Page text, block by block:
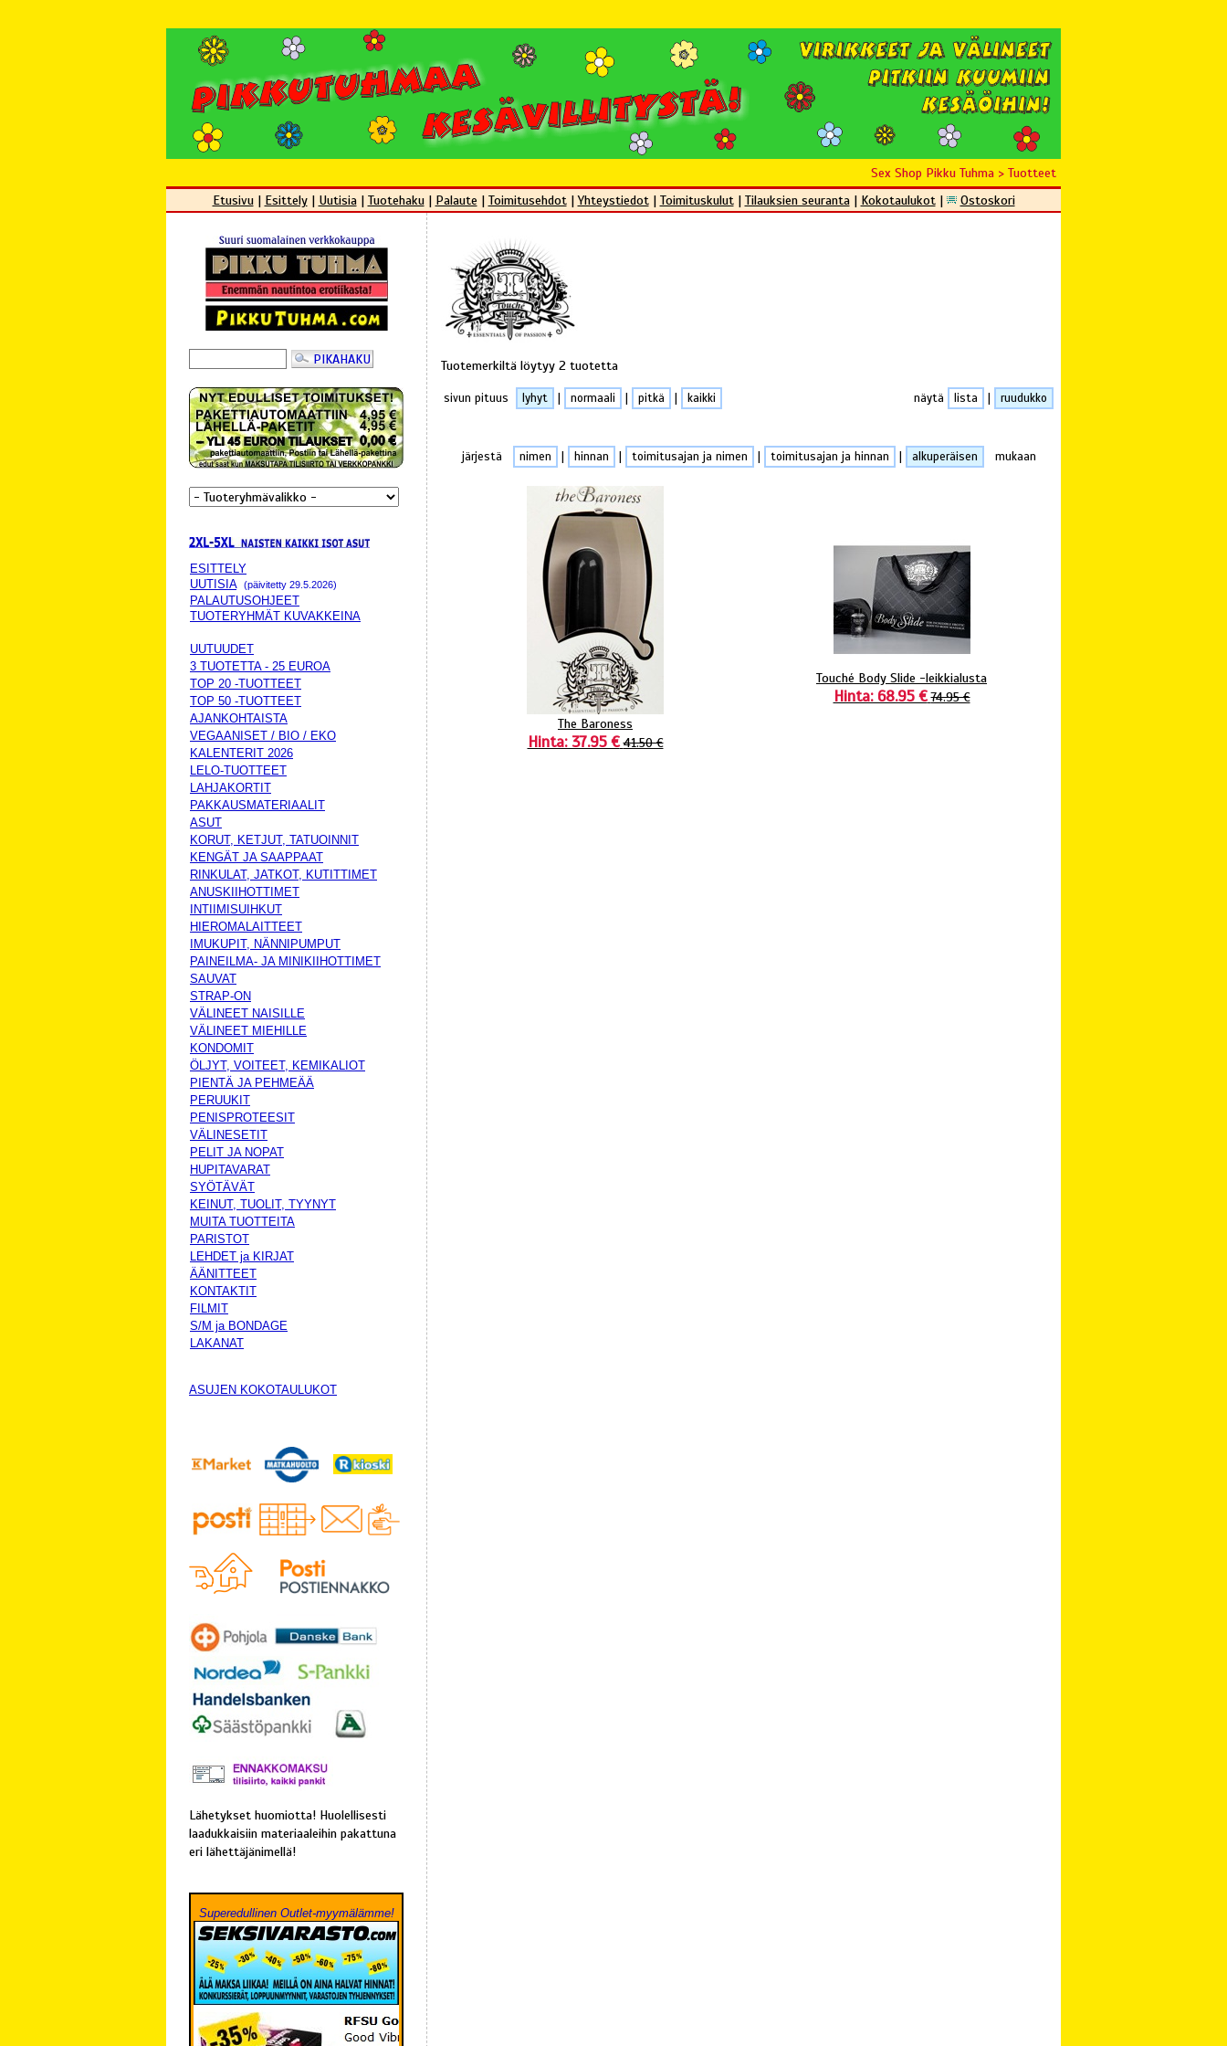
Sex Shop Pikku Tuhma > Tuotteet
Etusivu| Esittely| Uutisia| Tuotehaku| Palaute | Toimitusehdot|Yhteystiedot| Toimituskulut| Tilauksien seuranta| Kokotaulukot| Ostoskori
ESITTELY
UUTISIA
(päivitetty 29.5.2026)
PALAUTUSOHJEET
TUOTERYHMÄT KUVAKKEINA
UUTUUDET
3 TUOTETTA - 25 EUROA
TOP 20 -TUOTTEET
TOP 50 -TUOTTEET
AJANKOHTAISTA
VEGAANISET / BIO / EKO
KALENTERIT 2026
LELO-TUOTTEET
LAHJAKORTIT
PAKKAUSMATERIAALIT
ASUT
KORUT, KETJUT, TATUOINNIT
KENGÄT JA SAAPPAAT
RINKULAT, JATKOT, KUTITTIMET
ANUSKIIHOTTIMET
INTIIMISUIHKUT
HIEROMALAITTEET
IMUKUPIT, NÄNNIPUMPUT
PAINEILMA- JA MINIKIIHOTTIMET
SAUVAT
STRAP-ON
VÄLINEET NAISILLE
VÄLINEET MIEHILLE
KONDOMIT
ÖLJYT, VOITEET, KEMIKALIOT
PIENTÄ JA PEHMEÄÄ
PERUUKIT
PENISPROTEESIT
VÄLINESETIT
PELIT JA NOPAT
HUPITAVARAT
SYÖTÄVÄT
KEINUT, TUOLIT, TYYNYT
MUITA TUOTTEITA
PARISTOT
LEHDET ja KIRJAT
ÄÄNITTEET
KONTAKTIT
FILMIT
S/M ja BONDAGE
LAKANAT
ASUJEN KOKOTAULUKOT
Lähetykset huomiotta! Huolellisesti
laadukkaisiin materiaaleihin pakattuna
eri lähettäjänimellä!
Superedullinen Outlet-myymälämme!
Tuotemerkiltä löytyy 2 tuotetta
sivun pituus lyhyt normaali pitkä kaikki näytä lista ruudukko
järjestä nimen hinnan toimitusajan ja nimen toimitusajan ja hinnan alkuperäisen mukaan
The Baroness
Hinta: 37.95 € 41.50 €
Touché Body Slide -leikkialusta
Hinta: 68.95 € 74.95 €